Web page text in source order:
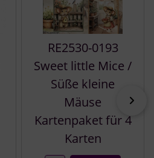
RE2530-0193
Sweet little Mice /
Süße kleine
Mäuse
Kartenpaket für 4
Karten